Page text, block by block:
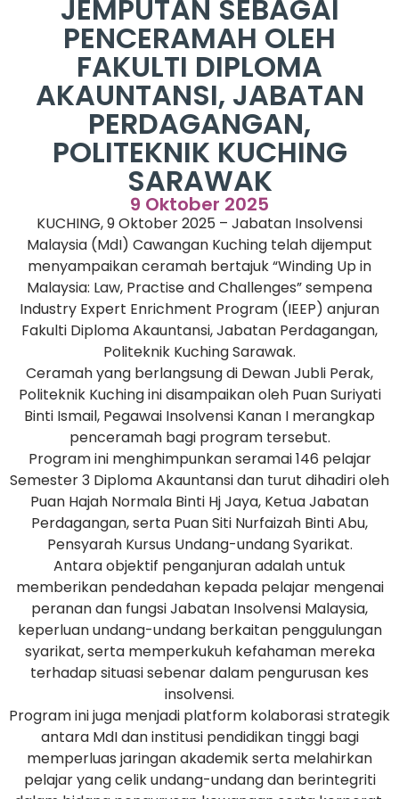
JEMPUTAN SEBAGAI
PENCERAMAH OLEH
FAKULTI DIPLOMA
AKAUNTANSI, JABATAN
PERDAGANGAN,
POLITEKNIK KUCHING
SARAWAK
9 Oktober 2025
KUCHING, 9 Oktober 2025 – Jabatan Insolvensi
Malaysia (MdI) Cawangan Kuching telah dijemput
menyampaikan ceramah bertajuk “Winding Up in
Malaysia: Law, Practise and Challenges” sempena
Industry Expert Enrichment Program (IEEP) anjuran
Fakulti Diploma Akauntansi, Jabatan Perdagangan,
Politeknik Kuching Sarawak.
Ceramah yang berlangsung di Dewan Jubli Perak,
Politeknik Kuching ini disampaikan oleh Puan Suriyati
Binti Ismail, Pegawai Insolvensi Kanan I merangkap
penceramah bagi program tersebut.
Program ini menghimpunkan seramai 146 pelajar
Semester 3 Diploma Akauntansi dan turut dihadiri oleh
Puan Hajah Normala Binti Hj Jaya, Ketua Jabatan
Perdagangan, serta Puan Siti Nurfaizah Binti Abu,
Pensyarah Kursus Undang-undang Syarikat.
Antara objektif penganjuran adalah untuk
memberikan pendedahan kepada pelajar mengenai
peranan dan fungsi Jabatan Insolvensi Malaysia,
keperluan undang-undang berkaitan penggulungan
syarikat, serta memperkukuh kefahaman mereka
terhadap situasi sebenar dalam pengurusan kes
insolvensi.
Program ini juga menjadi platform kolaborasi strategik
antara MdI dan institusi pendidikan tinggi bagi
memperluas jaringan akademik serta melahirkan
pelajar yang celik undang-undang dan berintegriti